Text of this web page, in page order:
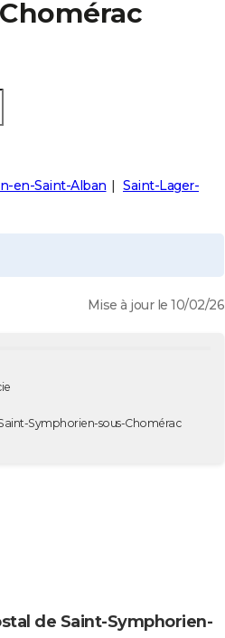
en-Saint-Alban
Saint-Lager-
Mise à jour le 10/02/26
Saint-Symphorien-sous-Chomérac
de Saint-Symphorien-